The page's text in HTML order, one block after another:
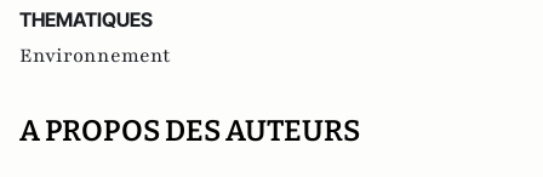
THEMATIQUES
Environnement
A PROPOS DES AUTEURS